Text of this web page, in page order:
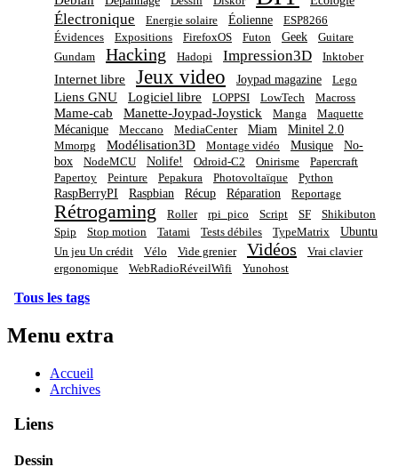
Électronique Energie solaire Éolienne
ESP8266
Évidences
Expositions FirefoxOS Futon Geek
Guitare
Gundam
Hacking Hadopi Impression3D Inktober
Internet libre Jeux video Joypad magazine Lego
Liens GNU Logiciel libre LOPPSI LowTech Macross
Mame-cab Manette-Joypad-Joystick Manga Maquette
Mécanique Meccano MediaCenter Miam Minitel 2.0
Mmorpg Modélisation3D Montage vidéo Musique
No-
box
NodeMCU Nolife! Odroid-C2 Onirisme
Papercraft
Papertoy
Peinture Pepakura Photovoltaïque Python
RaspBerryPI Raspbian Récup Réparation Reportage
Rétrogaming Roller rpi_pico Script SF
Shikibuton
Spip
Stop motion Tatami Tests débiles TypeMatrix Ubuntu
Un jeu Un crédit Vélo Vide grenier Vidéos
Vrai clavier
ergonomique
WebRadioRéveilWifi Yunohost
Tous les tags
Menu extra
Accueil
Archives
Liens
Dessin